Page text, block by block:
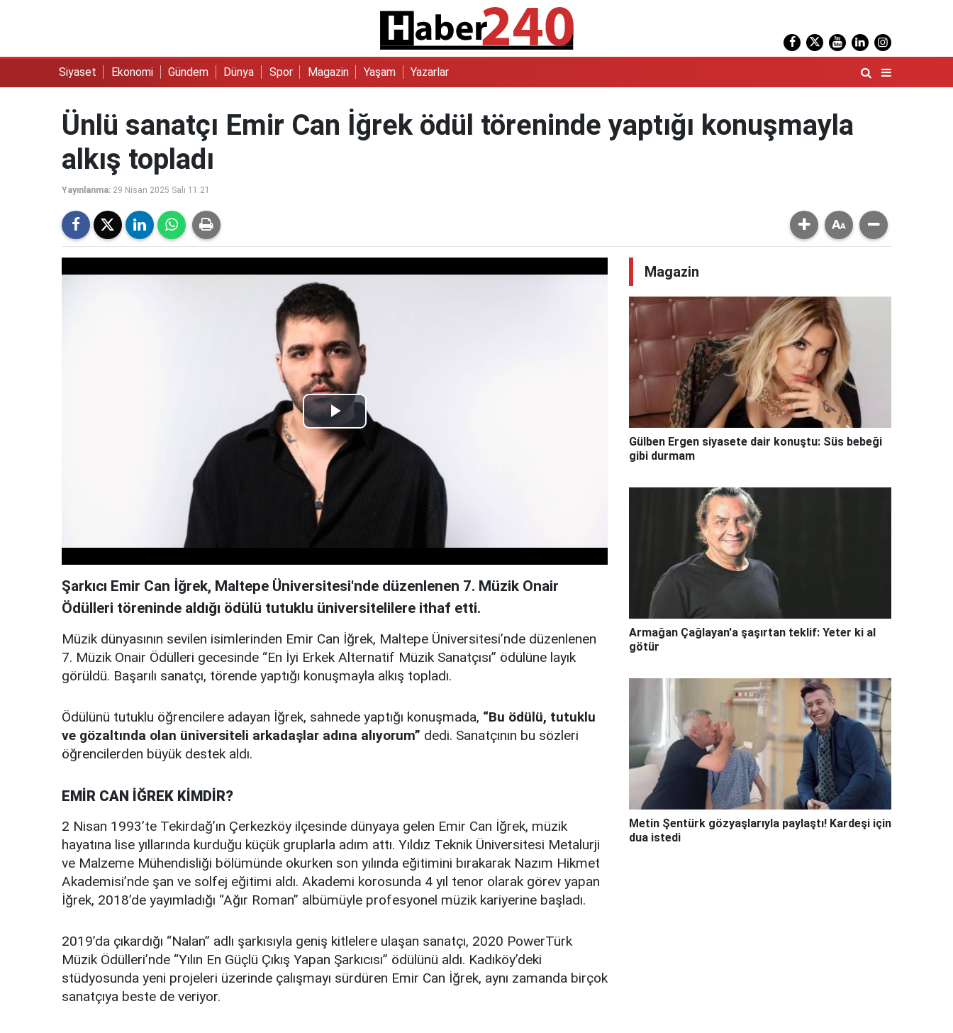
Siyaset Ekonomi Gündem Dünya Spor Magazin Yaşam Yazarlar
Ünlü sanatçı Emir Can İğrek ödül töreninde yaptığı konuşmayla
alkış topladı
Yayınlanma: 29 Nisan 2025 Salı 11:21
Play
Video
Şarkıcı Emir Can İğrek, Maltepe Üniversitesi'nde düzenlenen 7. Müzik Onair
Ödülleri töreninde aldığı ödülü tutuklu üniversitelilere ithaf etti.
Müzik dünyasının sevilen isimlerinden Emir Can İğrek, Maltepe Üniversitesi’nde düzenlenen
7. Müzik Onair Ödülleri gecesinde “En İyi Erkek Alternatif Müzik Sanatçısı” ödülüne layık
görüldü. Başarılı sanatçı, törende yaptığı konuşmayla alkış topladı.
Ödülünü tutuklu öğrencilere adayan İğrek, sahnede yaptığı konuşmada, “Bu ödülü, tutuklu
ve gözaltında olan üniversiteli arkadaşlar adına alıyorum” dedi. Sanatçının bu sözleri
öğrencilerden büyük destek aldı.
EMİR CAN İĞREK KİMDİR?
2 Nisan 1993’te Tekirdağ’ın Çerkezköy ilçesinde dünyaya gelen Emir Can İğrek, müzik
hayatına lise yıllarında kurduğu küçük gruplarla adım attı. Yıldız Teknik Üniversitesi Metalurji
ve Malzeme Mühendisliği bölümünde okurken son yılında eğitimini bırakarak Nazım Hikmet
Akademisi’nde şan ve solfej eğitimi aldı. Akademi korosunda 4 yıl tenor olarak görev yapan
İğrek, 2018’de yayımladığı “Ağır Roman” albümüyle profesyonel müzik kariyerine başladı.
2019’da çıkardığı “Nalan” adlı şarkısıyla geniş kitlelere ulaşan sanatçı, 2020 PowerTürk
Müzik Ödülleri’nde “Yılın En Güçlü Çıkış Yapan Şarkıcısı” ödülünü aldı. Kadıköy’deki
stüdyosunda yeni projeleri üzerinde çalışmayı sürdüren Emir Can İğrek, aynı zamanda birçok
sanatçıya beste de veriyor.
Magazin
Gülben Ergen siyasete dair konuştu: Süs bebeği
gibi durmam
Armağan Çağlayan'a şaşırtan teklif: Yeter ki al
götür
Metin Şentürk gözyaşlarıyla paylaştı! Kardeşi için
dua istedi